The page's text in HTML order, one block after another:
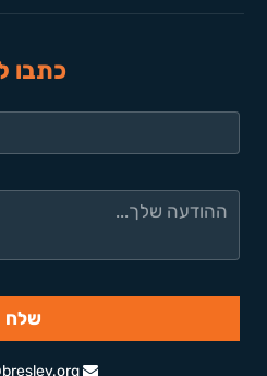
כתבו
editor@breslev.org